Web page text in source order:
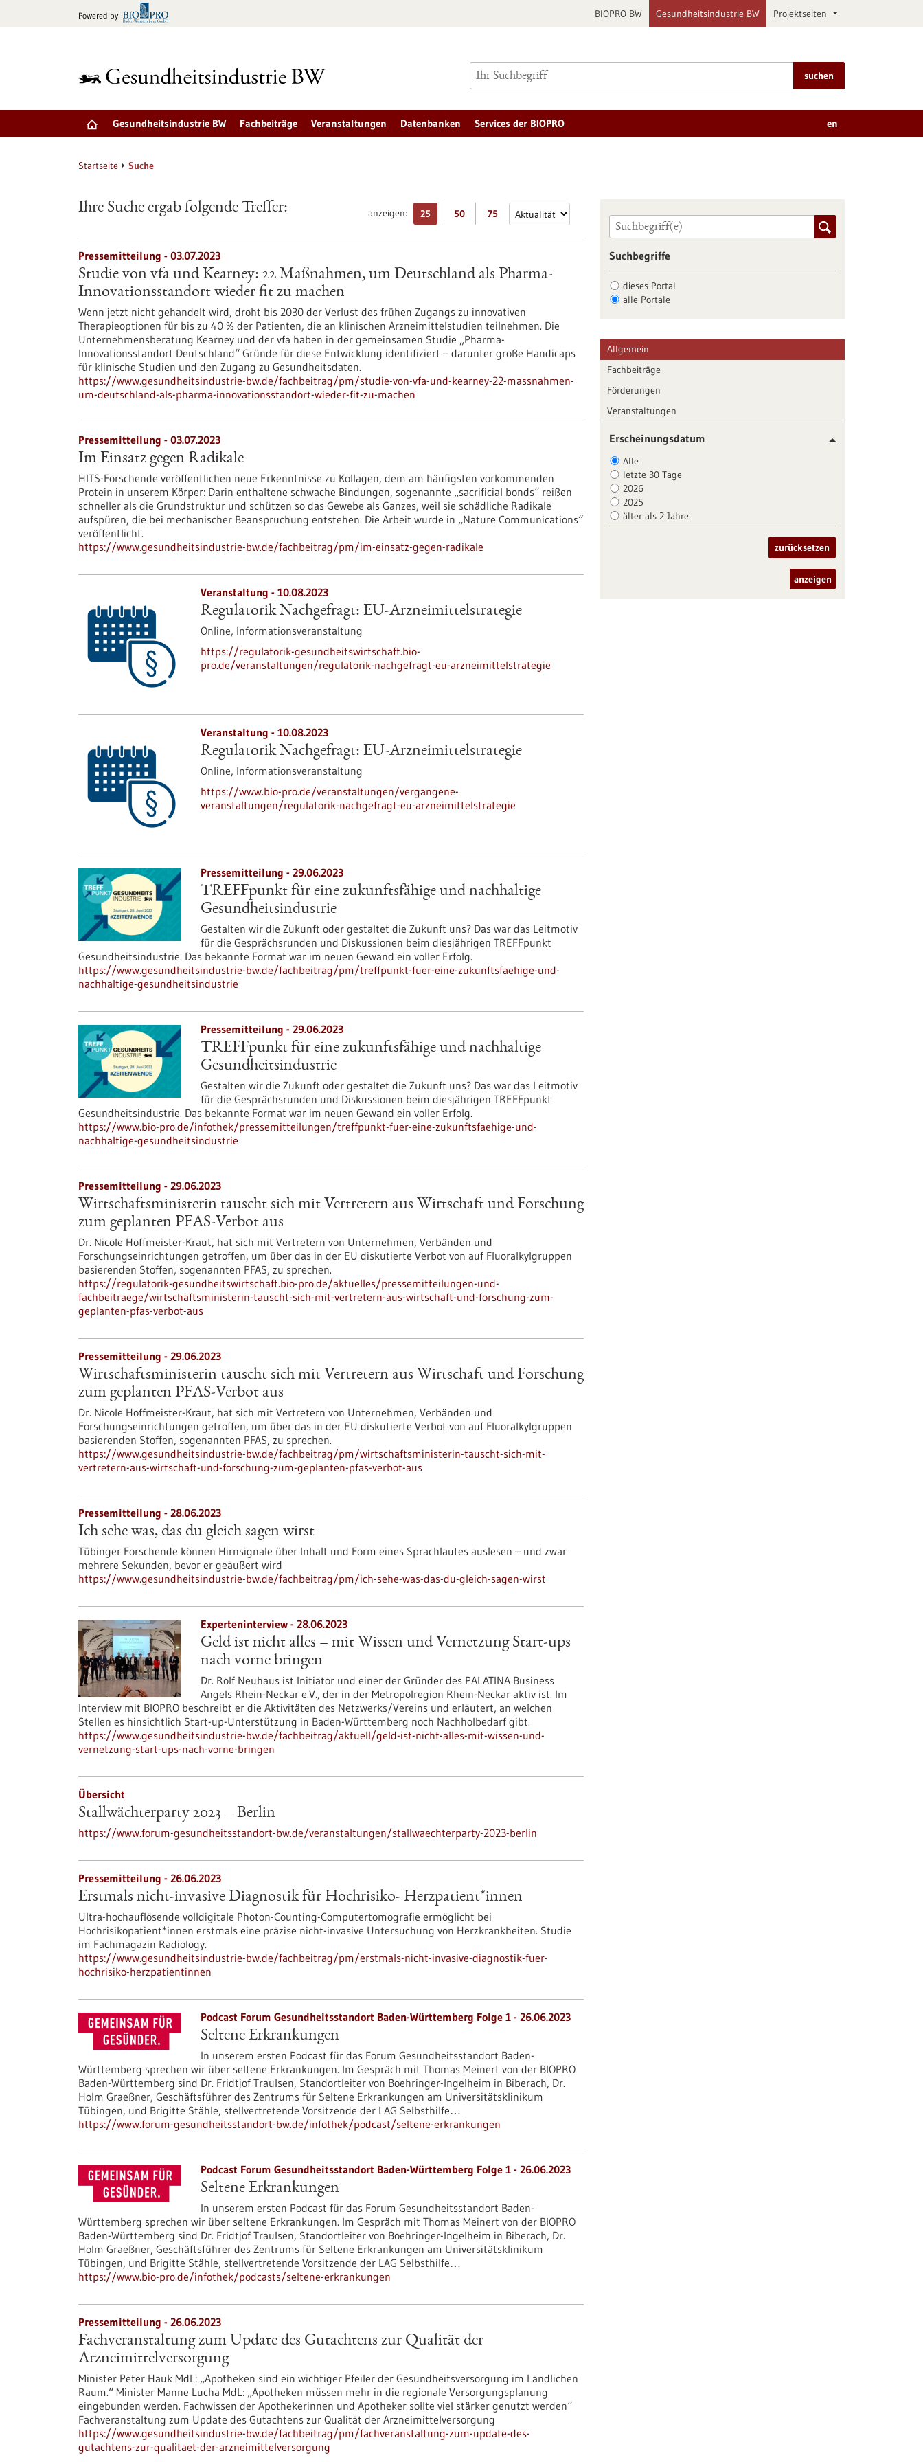
Powered by BIOPRO BW Gesundheitsindustrie BW Projektseiten
suchen
Gesundheitsindustrie BW Fachbeiträge Veranstaltungen Datenbanken Services der BIOPRO en
Startseite Suche
anzeigen: 25 50 75
Ihre Suche ergab folgende Treffer:
Pressemitteilung - 03.07.2023
Studie von vfa und Kearney: 22 Maßnahmen, um Deutschland als Pharma-
Innovationsstandort wieder fit zu machen
Wenn jetzt nicht gehandelt wird, droht bis 2030 der Verlust des frühen Zugangs zu innovativen
Therapieoptionen für bis zu 40 % der Patienten, die an klinischen Arzneimittelstudien teilnehmen. Die
Unternehmensberatung Kearney und der vfa haben in der gemeinsamen Studie „Pharma-
Innovationsstandort Deutschland“ Gründe für diese Entwicklung identifiziert – darunter große Handicaps
für klinische Studien und den Zugang zu Gesundheitsdaten.
https://www.gesundheitsindustrie-bw.de/fachbeitrag/pm/studie-von-vfa-und-kearney-22-massnahmen-
um-deutschland-als-pharma-innovationsstandort-wieder-fit-zu-machen
Pressemitteilung - 03.07.2023
Im Einsatz gegen Radikale
HITS-Forschende veröffentlichen neue Erkenntnisse zu Kollagen, dem am häufigsten vorkommenden
Protein in unserem Körper: Darin enthaltene schwache Bindungen, sogenannte „sacrificial bonds“ reißen
schneller als die Grundstruktur und schützen so das Gewebe als Ganzes, weil sie schädliche Radikale
aufspüren, die bei mechanischer Beanspruchung entstehen. Die Arbeit wurde in „Nature Communications“
veröffentlicht.
https://www.gesundheitsindustrie-bw.de/fachbeitrag/pm/im-einsatz-gegen-radikale
Veranstaltung - 10.08.2023
Regulatorik Nachgefragt: EU-Arzneimittelstrategie
Online, Informationsveranstaltung
https://regulatorik-gesundheitswirtschaft.bio-
pro.de/veranstaltungen/regulatorik-nachgefragt-eu-arzneimittelstrategie
Veranstaltung - 10.08.2023
Regulatorik Nachgefragt: EU-Arzneimittelstrategie
Online, Informationsveranstaltung
https://www.bio-pro.de/veranstaltungen/vergangene-
veranstaltungen/regulatorik-nachgefragt-eu-arzneimittelstrategie
Pressemitteilung - 29.06.2023
TREFFpunkt für eine zukunftsfähige und nachhaltige
Gesundheitsindustrie
Gestalten wir die Zukunft oder gestaltet die Zukunft uns? Das war das Leitmotiv
für die Gesprächsrunden und Diskussionen beim diesjährigen TREFFpunkt
Gesundheitsindustrie. Das bekannte Format war im neuen Gewand ein voller Erfolg.
https://www.gesundheitsindustrie-bw.de/fachbeitrag/pm/treffpunkt-fuer-eine-zukunftsfaehige-und-
nachhaltige-gesundheitsindustrie
Pressemitteilung - 29.06.2023
TREFFpunkt für eine zukunftsfähige und nachhaltige
Gesundheitsindustrie
Gestalten wir die Zukunft oder gestaltet die Zukunft uns? Das war das Leitmotiv
für die Gesprächsrunden und Diskussionen beim diesjährigen TREFFpunkt
Gesundheitsindustrie. Das bekannte Format war im neuen Gewand ein voller Erfolg.
https://www.bio-pro.de/infothek/pressemitteilungen/treffpunkt-fuer-eine-zukunftsfaehige-und-
nachhaltige-gesundheitsindustrie
Pressemitteilung - 29.06.2023
Wirtschaftsministerin tauscht sich mit Vertretern aus Wirtschaft und Forschung
zum geplanten PFAS-Verbot aus
Dr. Nicole Hoffmeister-Kraut, hat sich mit Vertretern von Unternehmen, Verbänden und
Forschungseinrichtungen getroffen, um über das in der EU diskutierte Verbot von auf Fluoralkylgruppen
basierenden Stoffen, sogenannten PFAS, zu sprechen.
https://regulatorik-gesundheitswirtschaft.bio-pro.de/aktuelles/pressemitteilungen-und-
fachbeitraege/wirtschaftsministerin-tauscht-sich-mit-vertretern-aus-wirtschaft-und-forschung-zum-
geplanten-pfas-verbot-aus
Pressemitteilung - 29.06.2023
Wirtschaftsministerin tauscht sich mit Vertretern aus Wirtschaft und Forschung
zum geplanten PFAS-Verbot aus
Dr. Nicole Hoffmeister-Kraut, hat sich mit Vertretern von Unternehmen, Verbänden und
Forschungseinrichtungen getroffen, um über das in der EU diskutierte Verbot von auf Fluoralkylgruppen
basierenden Stoffen, sogenannten PFAS, zu sprechen.
https://www.gesundheitsindustrie-bw.de/fachbeitrag/pm/wirtschaftsministerin-tauscht-sich-mit-
vertretern-aus-wirtschaft-und-forschung-zum-geplanten-pfas-verbot-aus
Pressemitteilung - 28.06.2023
Ich sehe was, das du gleich sagen wirst
Tübinger Forschende können Hirnsignale über Inhalt und Form eines Sprachlautes auslesen – und zwar
mehrere Sekunden, bevor er geäußert wird
https://www.gesundheitsindustrie-bw.de/fachbeitrag/pm/ich-sehe-was-das-du-gleich-sagen-wirst
Experteninterview - 28.06.2023
Geld ist nicht alles – mit Wissen und Vernetzung Start-ups
nach vorne bringen
Dr. Rolf Neuhaus ist Initiator und einer der Gründer des PALATINA Business
Angels Rhein-Neckar e.V., der in der Metropolregion Rhein-Neckar aktiv ist. Im
Interview mit BIOPRO beschreibt er die Aktivitäten des Netzwerks/Vereins und erläutert, an welchen
Stellen es hinsichtlich Start-up-Unterstützung in Baden-Württemberg noch Nachholbedarf gibt.
https://www.gesundheitsindustrie-bw.de/fachbeitrag/aktuell/geld-ist-nicht-alles-mit-wissen-und-
vernetzung-start-ups-nach-vorne-bringen
Übersicht
Stallwächterparty 2023 – Berlin
https://www.forum-gesundheitsstandort-bw.de/veranstaltungen/stallwaechterparty-2023-berlin
Pressemitteilung - 26.06.2023
Erstmals nicht-invasive Diagnostik für Hochrisiko- Herzpatient*innen
Ultra-hochauflösende volldigitale Photon-Counting-Computertomografie ermöglicht bei
Hochrisikopatient*innen erstmals eine präzise nicht-invasive Untersuchung von Herzkrankheiten. Studie
im Fachmagazin Radiology.
https://www.gesundheitsindustrie-bw.de/fachbeitrag/pm/erstmals-nicht-invasive-diagnostik-fuer-
hochrisiko-herzpatientinnen
Podcast Forum Gesundheitsstandort Baden-Württemberg Folge 1 - 26.06.2023
Seltene Erkrankungen
In unserem ersten Podcast für das Forum Gesundheitsstandort Baden-
Württemberg sprechen wir über seltene Erkrankungen. Im Gespräch mit Thomas Meinert von der BIOPRO
Baden-Württemberg sind Dr. Fridtjof Traulsen, Standortleiter von Boehringer-Ingelheim in Biberach, Dr.
Holm Graeßner, Geschäftsführer des Zentrums für Seltene Erkrankungen am Universitätsklinikum
Tübingen, und Brigitte Stähle, stellvertretende Vorsitzende der LAG Selbsthilfe…
https://www.forum-gesundheitsstandort-bw.de/infothek/podcast/seltene-erkrankungen
Podcast Forum Gesundheitsstandort Baden-Württemberg Folge 1 - 26.06.2023
Seltene Erkrankungen
In unserem ersten Podcast für das Forum Gesundheitsstandort Baden-
Württemberg sprechen wir über seltene Erkrankungen. Im Gespräch mit Thomas Meinert von der BIOPRO
Baden-Württemberg sind Dr. Fridtjof Traulsen, Standortleiter von Boehringer-Ingelheim in Biberach, Dr.
Holm Graeßner, Geschäftsführer des Zentrums für Seltene Erkrankungen am Universitätsklinikum
Tübingen, und Brigitte Stähle, stellvertretende Vorsitzende der LAG Selbsthilfe…
https://www.bio-pro.de/infothek/podcasts/seltene-erkrankungen
Pressemitteilung - 26.06.2023
Fachveranstaltung zum Update des Gutachtens zur Qualität der
Arzneimittelversorgung
Minister Peter Hauk MdL: „Apotheken sind ein wichtiger Pfeiler der Gesundheitsversorgung im Ländlichen
Raum.“ Minister Manne Lucha MdL: „Apotheken müssen mehr in die regionale Versorgungsplanung
eingebunden werden. Fachwissen der Apothekerinnen und Apotheker sollte viel stärker genutzt werden“
Fachveranstaltung zum Update des Gutachtens zur Qualität der Arzneimittelversorgung
https://www.gesundheitsindustrie-bw.de/fachbeitrag/pm/fachveranstaltung-zum-update-des-
gutachtens-zur-qualitaet-der-arzneimittelversorgung
Suchbegriffe
dieses Portal
alle Portale
Allgemein
Fachbeiträge
Förderungen
Veranstaltungen
Erscheinungsdatum
Alle
letzte 30 Tage
2026
2025
älter als 2 Jahre
zurücksetzen
anzeigen